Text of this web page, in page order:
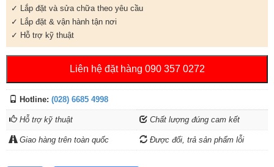
✓ Lắp đặt và sửa chữa theo yêu cầu
✓ Lắp đặt & vận hành tận nơi
✓ Hỗ trợ kỹ thuật
Liên hệ đặt hàng 090 357 0272
Hotline: (028) 6685 4998
Hỗ trợ kỹ thuật Chất lượng đúng cam kết
Giao hàng trên toàn quốc Được đổi, trả sản phẩm lỗi